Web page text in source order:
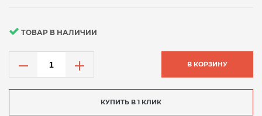
ТОВАР В НАЛИЧИИ
В КОРЗИНУ
КУПИТЬ В 1 КЛИК